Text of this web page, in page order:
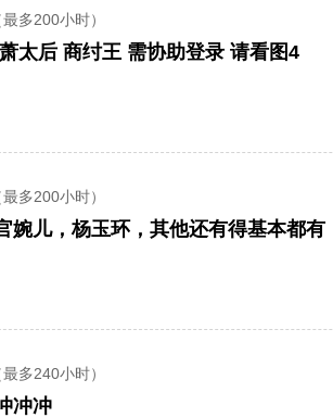
多200小时）
太后 商纣王 需协助登录 请看图4
多200小时）
多240小时）
冲冲